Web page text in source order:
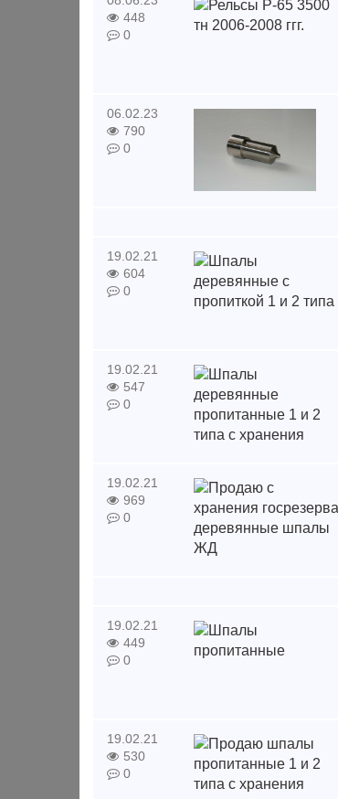
448
0
06.02.23
790
0
19.02.21
604
0
19.02.21
547
0
19.02.21
969
0
19.02.21
449
0
19.02.21
530
0